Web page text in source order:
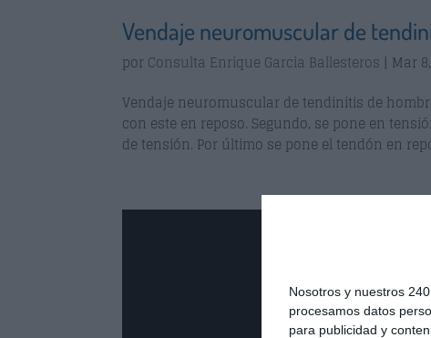
Nosotros y nuestros 240
procesamos datos
para publicidad y
Vendaje neuromuscular de
por Consulta Enrique Garcia Ballesteros | Mar
Vendaje neuromuscular de tendinitis de
con este en reposo. Segundo, se pone en
de tensión. Por último se pone el tendón en